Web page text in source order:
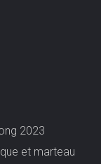
2023
et marteau